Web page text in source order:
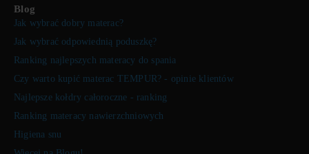
Blog
Jak wybrać dobry materac?
Jak wybrać odpowiednią poduszkę?
Ranking najlepszych materacy do spania
Czy warto kupić materac TEMPUR? - opinie klientów
Najlepsze kołdry całoroczne - ranking
Ranking materacy nawierzchniowych
Higiena snu